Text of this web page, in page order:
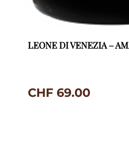
LEONE DI VENEZIA –
CHF 69.00